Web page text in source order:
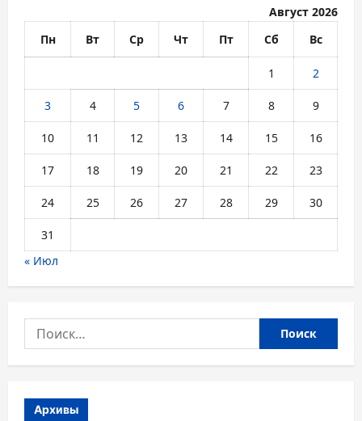
Август 2026
Пн
Вт Ср Чт Пт Сб Вс
1 2
3 4 5 6 7 8 9
10 11 12 13 14 15 16
17 18 19 20 21 22 23
24 25 26 27 28 29 30
31
« Июл
Найти:
Архивы